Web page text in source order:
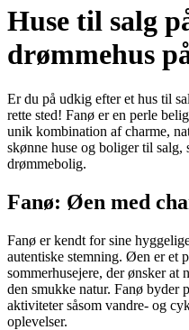
Huse til salg
drømmehus
Er du på udkig efter et hus til
rette sted! Fanø er en perle
unik kombination af charme,
skønne huse og boliger til
drømmebolig.
Fanø: Øen med
Fanø er kendt for sine
autentiske stemning. Øen er et
sommerhusejere, der ønsker at
den smukke natur. Fanø byder
aktiviteter såsom vandre- og
oplevelser.